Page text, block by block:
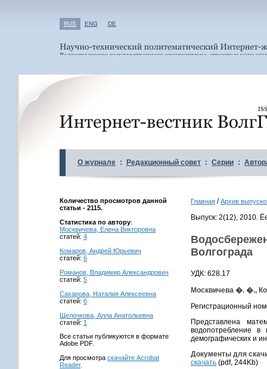
RUS ENG DE
О журнале : Редакционный совет : Серии :
Количество просмотров данной
статьи - 2115.
Статистика по автору:
Москвичева, Елена Викторовна
статей: 4
Комаров, Андрей Юрьевич
статей: 6
Романов, Владимир Александрович
статей: 5
Сахарова, Наталия Алексеевна
статей: 6
Щелочкова, Алла Анатольевна
статей: 1
Все статьи публикуются в формате
Adobe PDF.
Для просмотра скачайте Acrobat
Reader.
Главная /Архив
Выпуск: 2(12), 2010.
Волгограда
УДК: 628.17
Москвичева �. �.,
Регистрационный
Представлена
водопотребление в
демографических и
Документы для
скачать (pdf, 244Kb)